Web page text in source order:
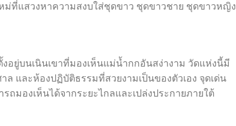
ที่แสวงหาความสงบใส่ชุดขาว ชุดขาวชาย ชุดขาวหญิง
อยู่บนเนินเขาที่มองเห็นแม่น้ำกกอันสง่างาม วัดแห่งนี้มี
และห้องปฏิบัติธรรมที่สวยงามเป็นของตัวเอง จุดเด่น
มองเห็นได้จากระยะไกลและเปล่งประกายภายใต้